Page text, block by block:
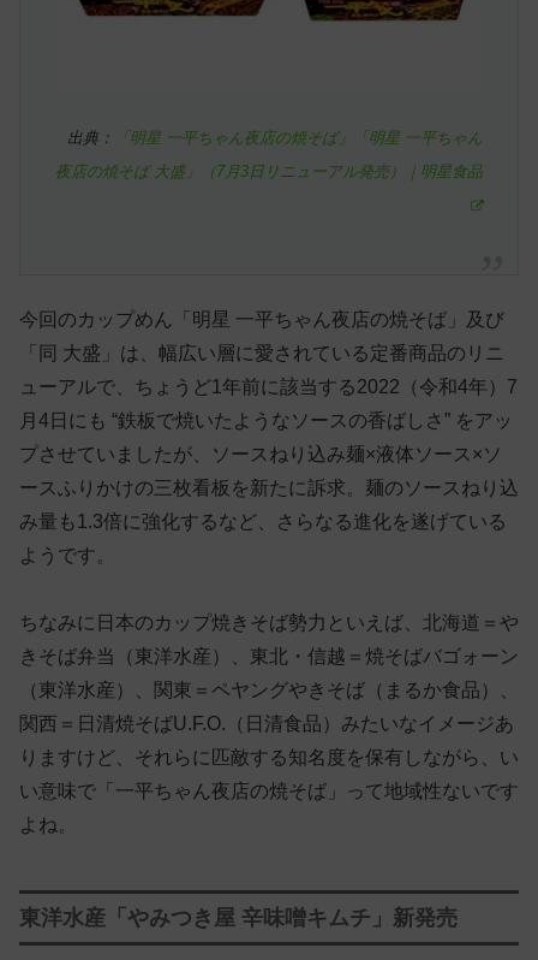
出典：
「明星 一平ちゃん夜店の焼そば」「明星 一平ちゃん
夜店の焼そば 大盛」（7月3日リニューアル発売）｜明星食品
今回のカップめん「明星 一平ちゃん夜店の焼そば」及び
「同 大盛」は、幅広い層に愛されている定番商品のリニ
ューアルで、ちょうど1年前に該当する2022（令和4年）7
月4日にも “鉄板で焼いたようなソースの香ばしさ” をアッ
プさせていましたが、ソースねり込み麺×液体ソース×ソ
ースふりかけの三枚看板を新たに訴求。麺のソースねり込
み量も1.3倍に強化するなど、さらなる進化を遂げている
ようです。
ちなみに日本のカップ焼きそば勢力といえば、北海道＝や
きそば弁当（東洋水産）、東北・信越＝焼そばバゴォーン
（東洋水産）、関東＝ペヤングやきそば（まるか食品）、
関西＝日清焼そばU.F.O.（日清食品）みたいなイメージあ
りますけど、それらに匹敵する知名度を保有しながら、い
い意味で「一平ちゃん夜店の焼そば」って地域性ないです
よね。
東洋水産「やみつき屋 辛味噌キムチ」新発売